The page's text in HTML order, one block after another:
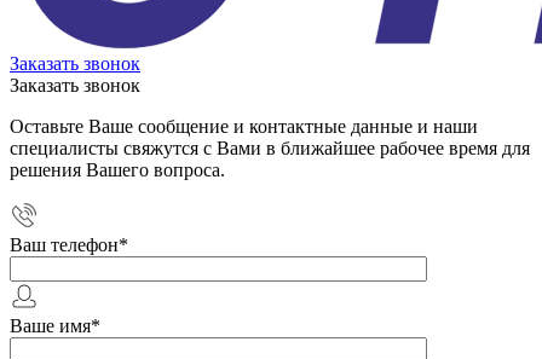
Заказать звонок
Заказать звонок
Оставьте Ваше сообщение и контактные данные и наши
специалисты свяжутся с Вами в ближайшее рабочее время для
решения Вашего вопроса.
Ваш телефон*
Ваше имя*